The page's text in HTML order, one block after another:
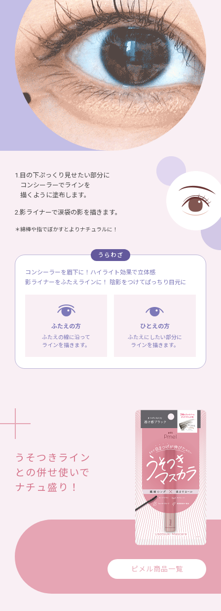
1.目の下ぷっくり見せたい部分に
コンシーラーでラインを
描くように塗布します。
2.影ライナーで涙袋の影を描きます。
＊綿棒や指でぼかすとよりナチュラルに！
うらわざ
コンシーラーを眉下に！ハイライト効果で立体感
影ライナーをふたえラインに！ 陰影をつけてぱっちり目元に
ふたえの方
ふたえの線に沿って
ラインを描きます。
ひとえの方
ふたえにしたい部分に
ラインを描きます。
うそつきライン
との併せ使いで
ナチュ盛り！
ピメル商品一覧